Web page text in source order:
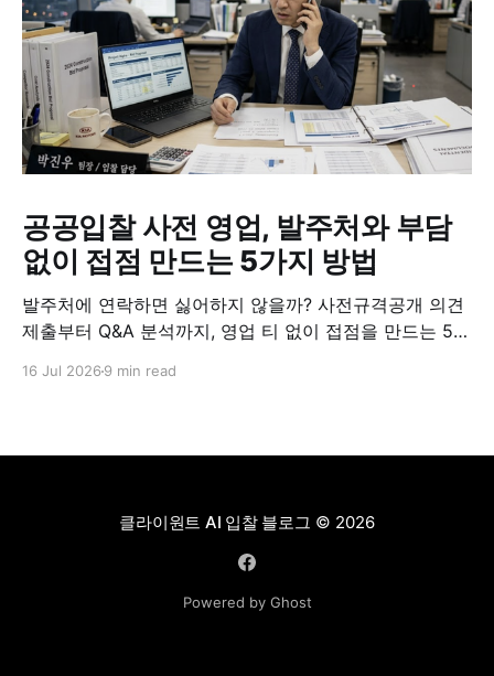
공공입찰 사전 영업, 발주처와 부담
없이 접점 만드는 5가지 방법
발주처에 연락하면 싫어하지 않을까? 사전규격공개 의견
제출부터 Q&A 분석까지, 영업 티 없이 접점을 만드는 5가
16 Jul 2026 9 min read
클라이원트 AI 입찰 블로그 © 2026
Powered by Ghost